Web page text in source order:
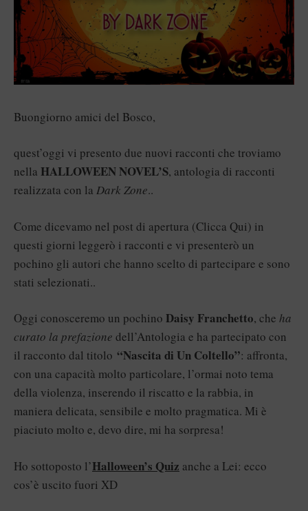
Buongiorno amici del Bosco,
quest’oggi vi presento due nuovi racconti che troviamo
nella HALLOWEEN NOVEL’S, antologia di racconti
realizzata con la Dark Zone..
Come dicevamo nel post di apertura (Clicca Qui) in
questi giorni leggerò i racconti e vi presenterò un
pochino gli autori che hanno scelto di partecipare e sono
stati selezionati..
Oggi conosceremo un pochino Daisy Franchetto, che ha
curato la prefazione dell’Antologia e ha partecipato con
il racconto dal titolo “Nascita di Un Coltello”: affronta,
con una capacità molto particolare, l’ormai noto tema
della violenza, inserendo il riscatto e la rabbia, in
maniera delicata, sensibile e molto pragmatica. Mi è
piaciuto molto e, devo dire, mi ha sorpresa!
Ho sottoposto l’Halloween’s Quiz anche a Lei: ecco
cos’è uscito fuori XD